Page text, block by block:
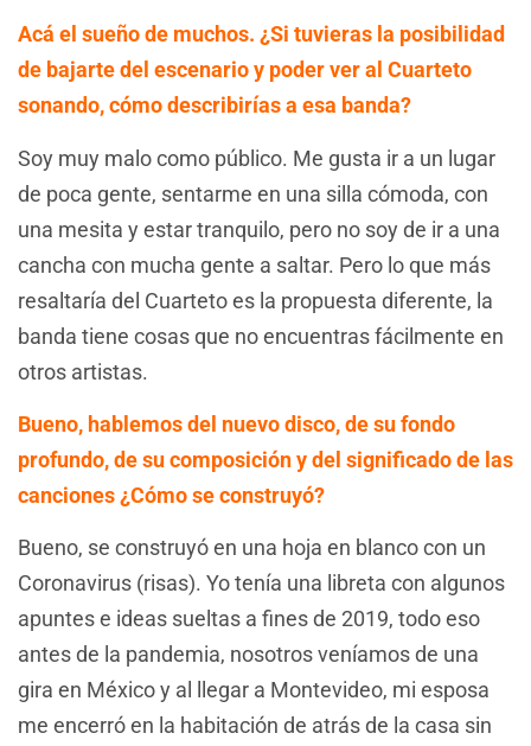
Acá el sueño de muchos. ¿Si tuvieras la posibilidad
de bajarte del escenario y poder ver al Cuarteto
sonando, cómo describirías a esa banda?
Soy muy malo como público. Me gusta ir a un lugar
de poca gente, sentarme en una silla cómoda, con
una mesita y estar tranquilo, pero no soy de ir a una
cancha con mucha gente a saltar. Pero lo que más
resaltaría del Cuarteto es la propuesta diferente, la
banda tiene cosas que no encuentras fácilmente en
otros artistas.
Bueno, hablemos del nuevo disco, de su fondo
profundo, de su composición y del significado de las
canciones ¿Cómo se construyó?
Bueno, se construyó en una hoja en blanco con un
Coronavirus (risas). Yo tenía una libreta con algunos
apuntes e ideas sueltas a fines de 2019, todo eso
antes de la pandemia, nosotros veníamos de una
gira en México y al llegar a Montevideo, mi esposa
me encerró en la habitación de atrás de la casa sin